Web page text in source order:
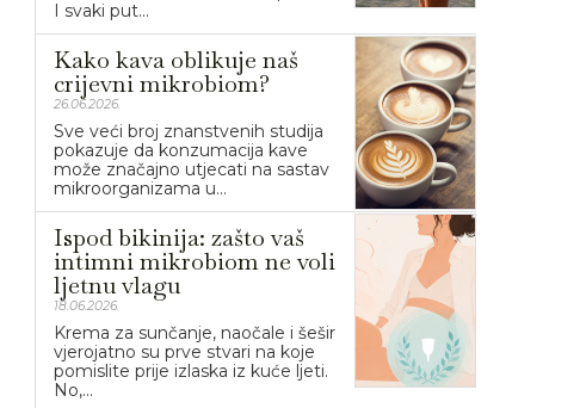
I svaki put...
Kako kava oblikuje naš
crijevni mikrobiom?
26.06.2026.
Sve veći broj znanstvenih studija
pokazuje da konzumacija kave
može značajno utjecati na sastav
mikroorganizama u...
Ispod bikinija: zašto vaš
intimni mikrobiom ne voli
ljetnu vlagu
18.06.2026.
Krema za sunčanje, naočale i šešir
vjerojatno su prve stvari na koje
pomislite prije izlaska iz kuće ljeti.
No,...